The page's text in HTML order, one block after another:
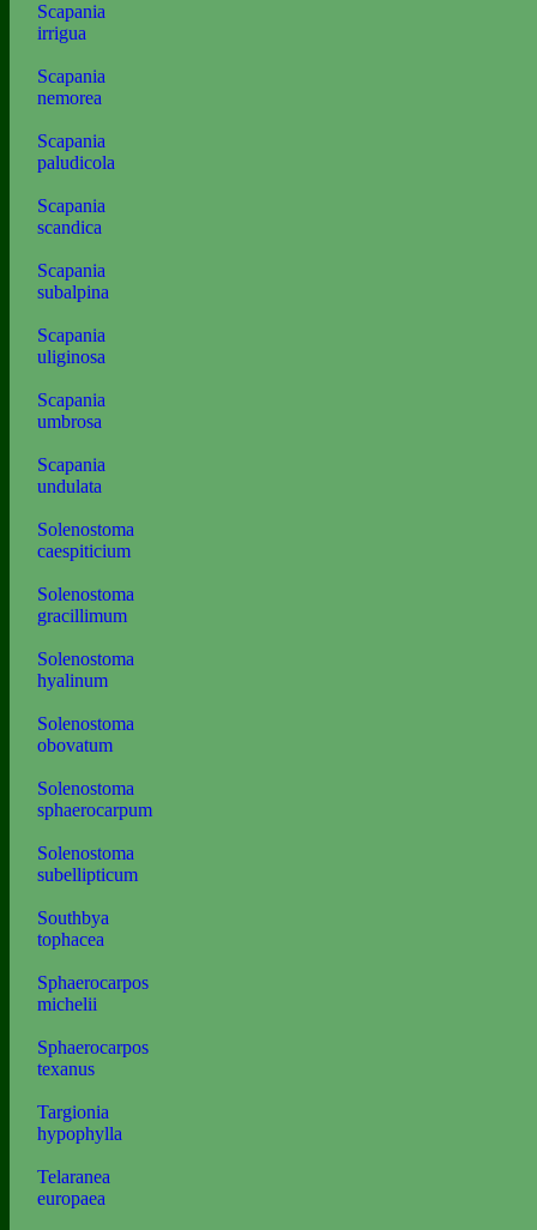
Scapania
irrigua
Scapania
nemorea
Scapania
paludicola
Scapania
scandica
Scapania
subalpina
Scapania
uliginosa
Scapania
umbrosa
Scapania
undulata
Solenostoma
caespiticium
Solenostoma
gracillimum
Solenostoma
hyalinum
Solenostoma
obovatum
Solenostoma
sphaerocarpum
Solenostoma
subellipticum
Southbya
tophacea
Sphaerocarpos
michelii
Sphaerocarpos
texanus
Targionia
hypophylla
Telaranea
europaea